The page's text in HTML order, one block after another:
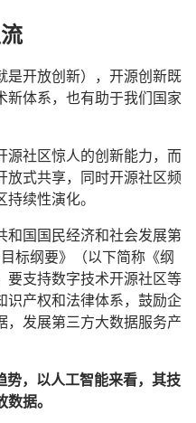
是开放创新），开源创新既
新体系，也有助于我们国家
源社区惊人的创新能力，而
放式共享，同时开源社区频
续性演化。
和国国民经济和社会发展第
标纲要》（以下简称《纲
要支持数字技术开源社区等
识产权和法律体系，鼓励企
，发展第三方大数据服务产
，以人工智能来看，其技
据。